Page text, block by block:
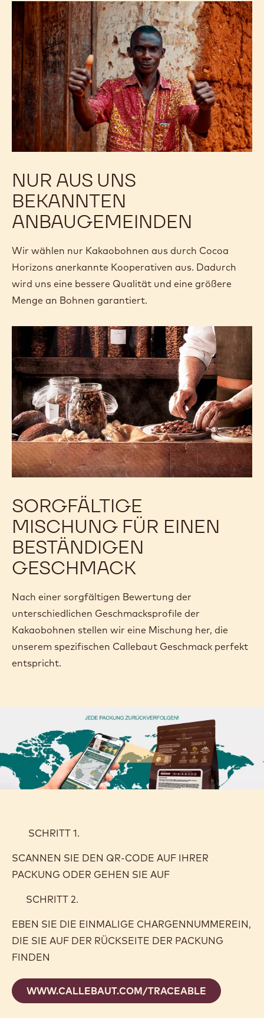
NUR AUS UNS
BEKANNTEN
ANBAUGEMEINDEN
Wir wählen nur Kakaobohnen aus durch Cocoa
Horizons anerkannte Kooperativen aus. Dadurch
wird uns eine bessere Qualität und eine größere
Menge an Bohnen garantiert.
SORGFÄLTIGE
MISCHUNG FÜR EINEN
BESTÄNDIGEN
GESCHMACK
Nach einer sorgfältigen Bewertung der
unterschiedlichen Geschmacksprofile der
Kakaobohnen stellen wir eine Mischung her, die
unserem spezifischen Callebaut Geschmack perfekt
entspricht.
SCHRITT 1.
SCANNEN SIE DEN QR-CODE AUF IHRER
PACKUNG ODER GEHEN SIE AUF
SCHRITT 2.
EBEN SIE DIE EINMALIGE CHARGENNUMMEREIN,
DIE SIE AUF DER RÜCKSEITE DER PACKUNG
FINDEN
WWW.CALLEBAUT.COM/TRACEABLE